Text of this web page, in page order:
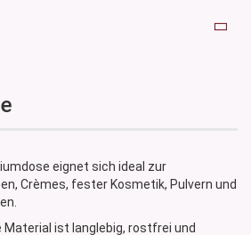
eignet sich ideal zur
Crèmes, fester Kosmetik, Pulvern und
Material ist langlebig, rostfrei und